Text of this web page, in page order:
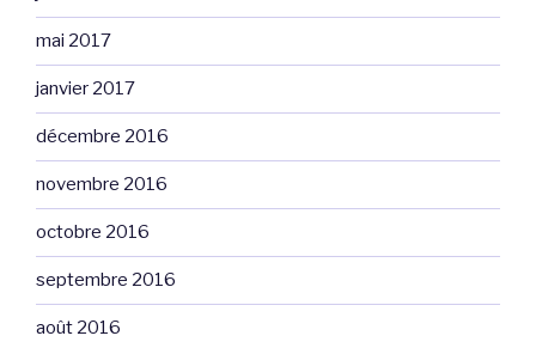
mai 2017
janvier 2017
décembre 2016
novembre 2016
octobre 2016
septembre 2016
août 2016